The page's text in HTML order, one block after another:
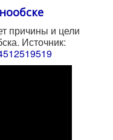
причины и цели
Источник: